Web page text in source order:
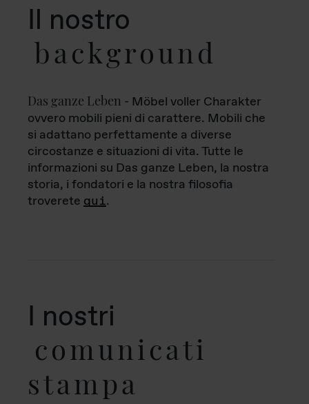
Il nostro
background
Das ganze Leben - Möbel voller Charakter
ovvero mobili pieni di carattere. Mobili che
si adattano perfettamente a diverse
circostanze e situazioni di vita. Tutte le
informazioni su Das ganze Leben, la nostra
storia, i fondatori e la nostra filosofia
troverete qui.
I nostri
comunicati
stampa